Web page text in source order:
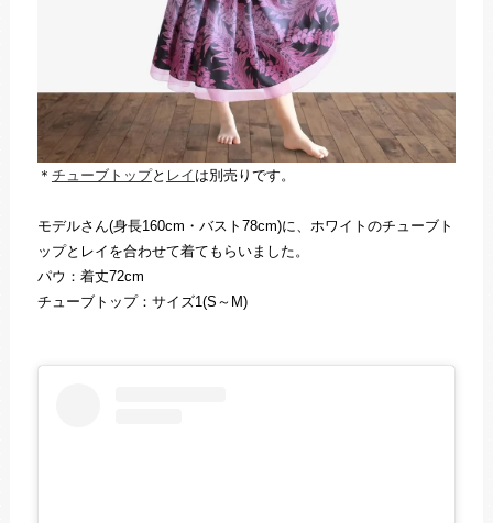
＊ チューブトップと レイ は別売りです。
モデルさん(身長160cm・バスト78cm)に、ホワイトのチューブト
ップとレイを合わせて着てもらいました。
パウ：着丈72cm
チューブトップ：サイズ1(S～M)